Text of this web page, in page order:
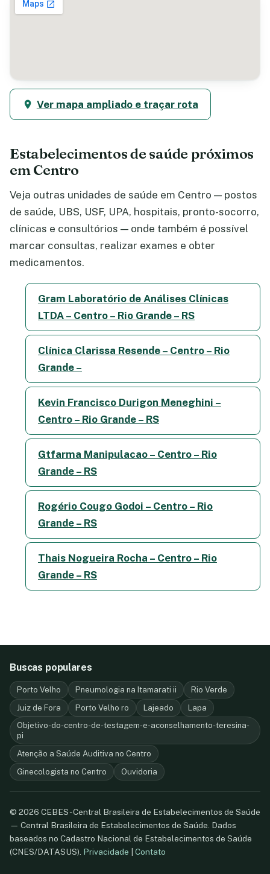
Ver mapa ampliado e traçar rota
Estabelecimentos de saúde próximos
em Centro
Veja outras unidades de saúde em Centro — postos
de saúde, UBS, USF, UPA, hospitais, pronto-socorro,
clínicas e consultórios — onde também é possível
marcar consultas, realizar exames e obter
medicamentos.
Gram Laboratório de Análises Clínicas
LTDA – Centro – Rio Grande – RS
Clínica Clarissa Resende – Centro – Rio
Grande –
Kevin Francisco Durigon Meneghini –
Centro – Rio Grande – RS
Gtfarma Manipulacao – Centro – Rio
Grande – RS
Rogério Cougo Godoi – Centro – Rio
Grande – RS
Thais Nogueira Rocha – Centro – Rio
Grande – RS
Buscas populares
Porto Velho Pneumologia na Itamarati ii
Rio Verde
Juiz de Fora
Porto Velho ro Lajeado
Lapa
Objetivo-do-centro-de-testagem-e-aconselhamento-teresina-
pi
Atenção a Saúde Auditiva no Centro
Ginecologista no Centro
Ouvidoria
© 2026 CEBES - Central Brasileira de Estabelecimentos de Saúde
— Central Brasileira de Estabelecimentos de Saúde. Dados
baseados no Cadastro Nacional de Estabelecimentos de Saúde
(CNES/DATASUS). Privacidade | Contato